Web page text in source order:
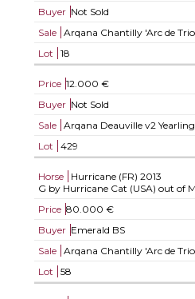
Buyer Not Sold
Sale
Arqana Chantilly 'Arc de
Lot
18
Price 12.000 €
Buyer Not Sold
Sale
Arqana Deauville v2 Yearling
Lot
429
Horse Hurricane (FR) 2013
G by Hurricane Cat (USA) out of
Price 80.000 €
Buyer Emerald BS
Sale
Arqana Chantilly 'Arc de
Lot
58